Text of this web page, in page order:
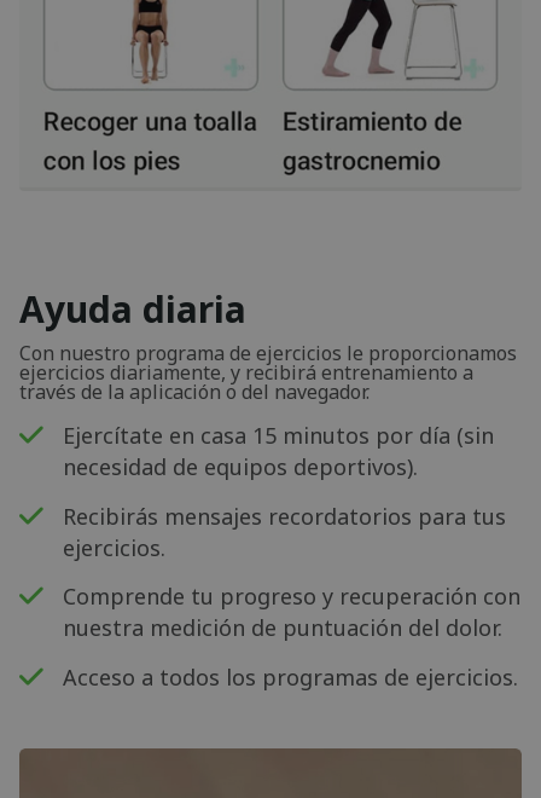
Ayuda diaria
Con nuestro programa de ejercicios le proporcionamos
ejercicios diariamente, y recibirá entrenamiento a
través de la aplicación o del navegador.
Ejercítate en casa 15 minutos por día (sin
necesidad de equipos deportivos).
Recibirás mensajes recordatorios para tus
ejercicios.
Comprende tu progreso y recuperación con
nuestra medición de puntuación del dolor.
Acceso a todos los programas de ejercicios.